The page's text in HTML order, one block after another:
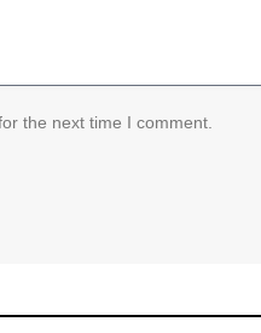
the next time I comment.